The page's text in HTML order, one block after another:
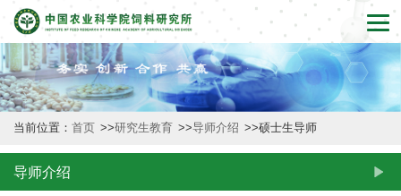
首
页
本
所
概
当前位置： 首页 >>研究生教育 >>导师介绍 >>硕士生导师
导师介绍